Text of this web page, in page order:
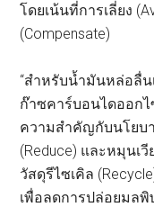
โดยเน้นที่การเลี่ยง
(Compensate)
“สำหรับน้ำมันหล่อลื่
ก๊าซคาร์บอนไดออกไ
ความสำคัญกับนโยบ
(Reduce) และหมุนเ
วัสดุรีไซเคิล
เพื่อลดการปล่อยมล